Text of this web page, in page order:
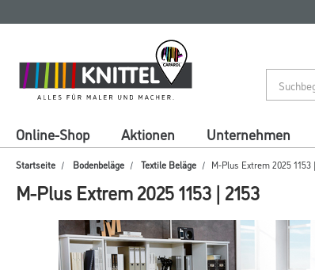
springen
springen
Online-Shop Aktionen Unternehmen
Startseite Bodenbeläge Textile Beläge M-Plus Extrem 2025 1153
M-Plus Extrem 2025 1153 | 2153